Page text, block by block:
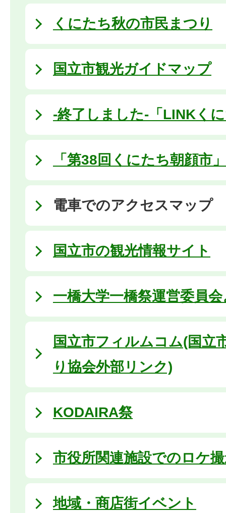
くにたち秋の市民まつり
国立市観光ガイドマップ
-終了しました-「LINKく
「第38回くにたち朝顔市」
電車でのアクセスマップ
国立市の観光情報サイト
一橋大学一橋祭運営委員
国立市フィルムコム(国立
り協会外部リンク)
KODAIRA祭
市役所関連施設でのロケ
地域・商店街イベント